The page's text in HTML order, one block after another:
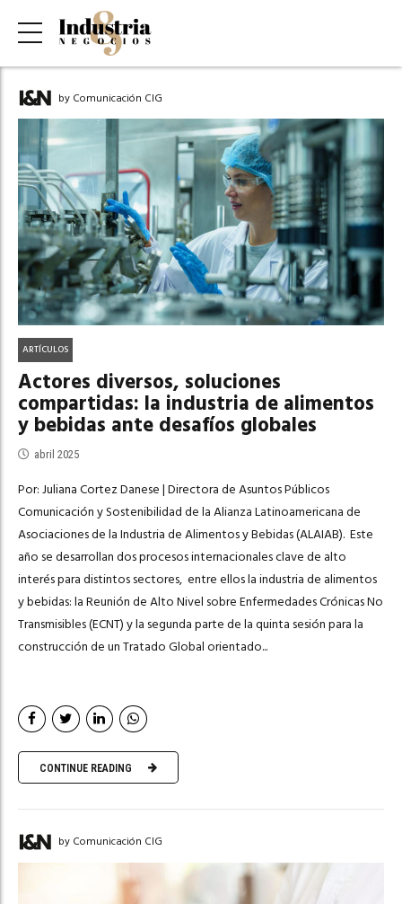
by Comunicación CIG
ARTÍCULOS
Actores diversos, soluciones
compartidas: la industria de alimentos
y bebidas ante desafíos globales
abril 2025
Por: Juliana Cortez Danese | Directora de Asuntos Públicos
Comunicación y Sostenibilidad de la Alianza Latinoamericana de
Asociaciones de la Industria de Alimentos y Bebidas (ALAIAB). Este
año se desarrollan dos procesos internacionales clave de alto
interés para distintos sectores, entre ellos la industria de alimentos
y bebidas: la Reunión de Alto Nivel sobre Enfermedades Crónicas No
Transmisibles (ECNT) y la segunda parte de la quinta sesión para la
construcción de un Tratado Global orientado...
CONTINUE READING
by Comunicación CIG